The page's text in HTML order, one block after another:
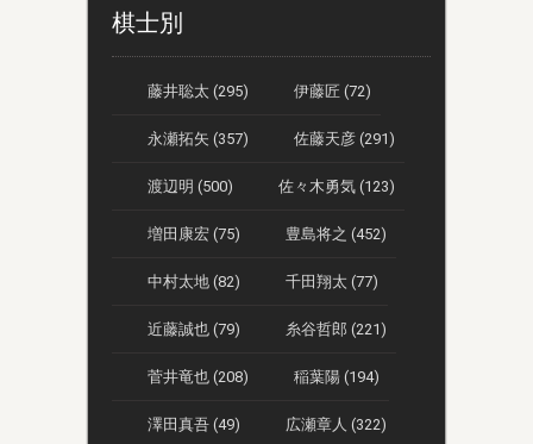
棋士別
藤井聡太 (295) 伊藤匠 (72)
永瀬拓矢 (357) 佐藤天彦 (291)
渡辺明 (500) 佐々木勇気 (123)
増田康宏 (75) 豊島将之 (452)
中村太地 (82) 千田翔太 (77)
近藤誠也 (79) 糸谷哲郎 (221)
菅井竜也 (208) 稲葉陽 (194)
澤田真吾 (49) 広瀬章人 (322)